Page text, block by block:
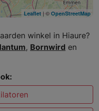
Leaflet | © OpenStreetMap
winkel in Hiaure?
, Bornwird en